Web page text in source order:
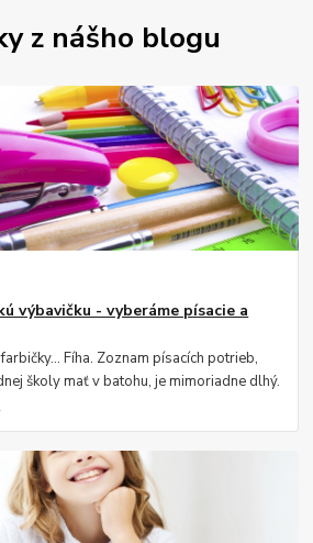
z nášho blogu
výbavičku - vyberáme písacie a
Fíha. Zoznam písacích potrieb,
školy mať v batohu, je mimoriadne dlhý.